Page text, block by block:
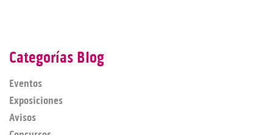
Categorías Blog
Eventos
Exposiciones
Avisos